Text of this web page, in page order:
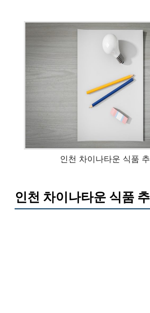
인천 차이나타운 식품
인천 차이나타운 식품